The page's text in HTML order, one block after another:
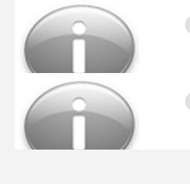
湖南园区
入会指南